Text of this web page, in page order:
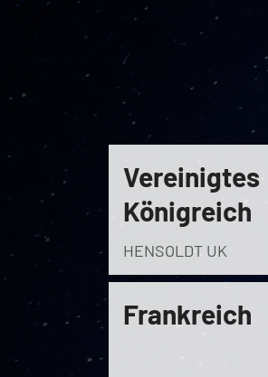
Vereinigtes
Königreich
HENSOLDT UK
Frankreich